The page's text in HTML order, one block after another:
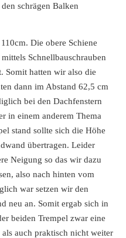
schrägen Balken
Die obere Schiene
Schnellbauschrauben
Somit hatten wir also die
dann im Abstand 62,5 cm
bei den Dachfenstern
in einem anderem Thema
stand sollte sich die Höhe
übertragen. Leider
Neigung so das wir dazu
also nach hinten vom
war setzen wir den
neu an. Somit ergab sich in
beiden Trempel zwar eine
auch praktisch nicht weiter